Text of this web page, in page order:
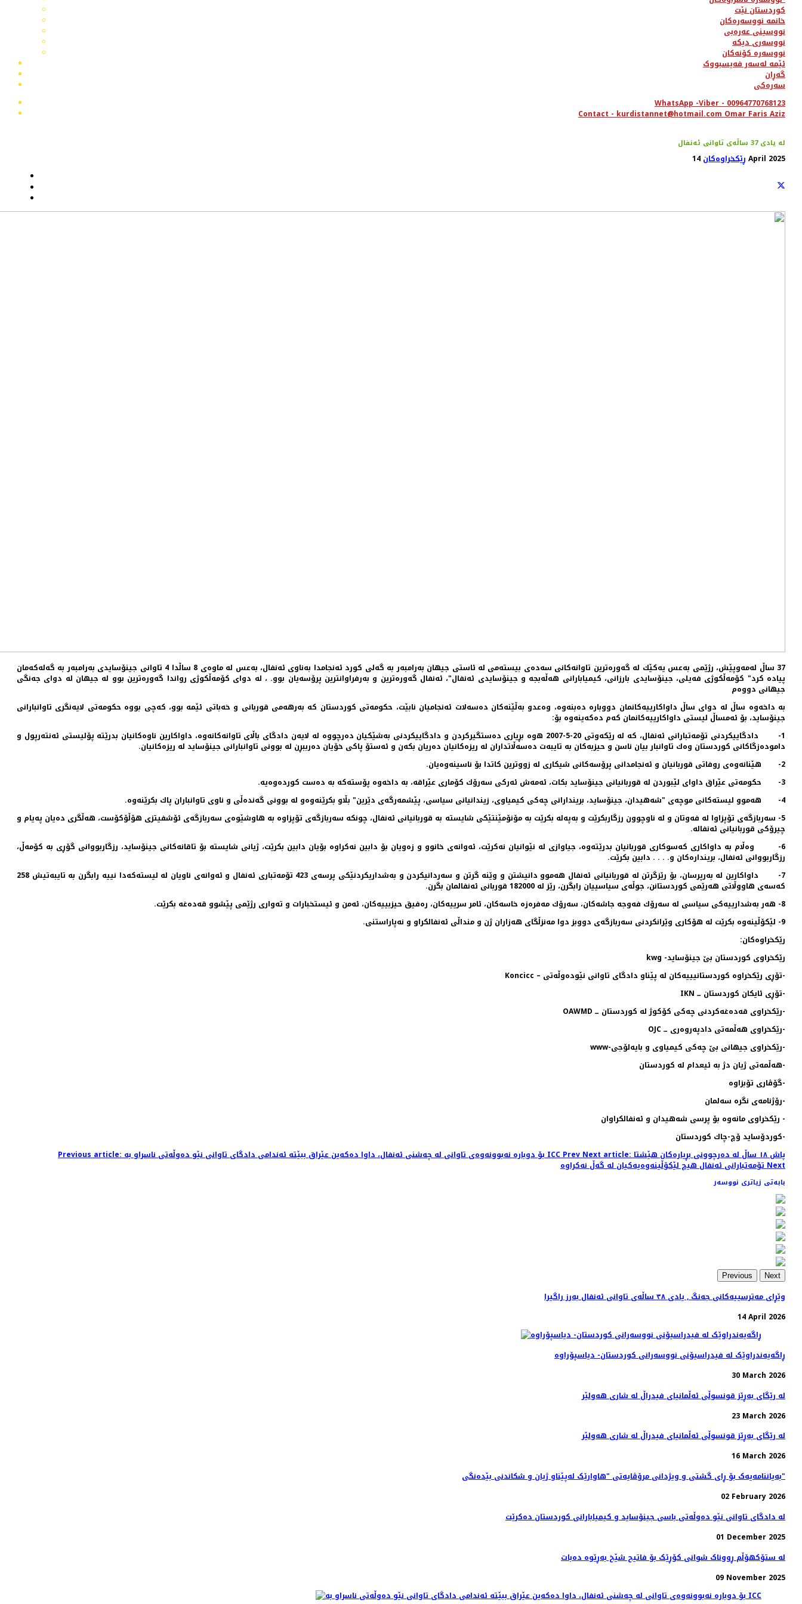
کوردستان نێت
خانمە نووسەرەکان
نووسینی عەرەبی
نووسەری دیکە
نووسەرە کۆنەکان
ئێمە لەسەر فەیسبووک
گەڕان
سەرەکی
WhatsApp -Viber - 00964770768123
Contact - kurdistannet@hotmail.com Omar Faris Aziz
له‌ یادی 37 ساڵه‌ی تاوانی ئه‌نفال
ڕێکخراوەکان 14 April 2025
37 ساڵ له‌مه‌وپێش، رژێمی به‌عس یه‌كێك له‌ گه‌وره‌ترین تاوانه‌كانی سه‌ده‌ی بیسته‌می له‌ ئاستی جیهان به‌رامبه‌ر به‌ گه‌لی كورد ئه‌نجامدا به‌ناوی ئه‌نفال، به‌عس له‌ ماوه‌ی 8 ساڵدا 4 تاوانی جینۆسایدی به‌رامبه‌ر به‌ گه‌له‌كه‌مان
پیاده‌ كرد" كۆمه‌ڵكوژی فه‌یلی، جینۆسایدی بارزانی، كیمیابارانی هه‌ڵه‌بجه‌ و جینۆسایدی ئه‌نفال"، ئه‌نفال گه‌وره‌ترین و به‌رفراوانترین پرۆسه‌یان بوو. ، له‌ دوای كۆمه‌ڵكوژی رواندا گه‌وره‌ترین بوو له‌ جیهان له‌ دوای جه‌نگی
جیهانی دووه‌م
به‌ داخه‌وه‌ ساڵ له‌ دوای ساڵ داواكارییه‌كانمان دووباره‌ ده‌بنه‌وه‌، وه‌عدو به‌ڵێنه‌كان ده‌سه‌لات ئه‌نجامیان نابێت، حكومه‌تی كوردستان كه‌ به‌رهه‌می قوربانی و خه‌باتی ئێمه‌ بوو، كه‌چی بووه‌ حكومه‌تی لایه‌نگری تاوانبارانی
جینۆساید، بۆ ئه‌مساڵ لیستی داواكارییه‌كانمان كه‌م ده‌كه‌ینه‌وه‌ بۆ:
1- دادگاییكردنی تۆمه‌تبارانی ئه‌نفال، كه‌ له‌ رێكه‌وتی 20-5-2007 ه‌وه‌ بڕیاری ده‌ستگیركردن و دادگاییكردنی به‌شێكیان ده‌رچووه‌ له‌ لایه‌ن دادگای باڵای تاوانه‌كانه‌وه‌، داواكارین ناوه‌كانیان بدرێته‌ پۆلیستی ئه‌نته‌رپول و
داموده‌زگاكانی كوردستان وه‌ك تاوانبار بیان ناسن و حیزبه‌كان به‌ تایبه‌ت ده‌سه‌ڵاتداران له‌ ریزه‌كانیان ده‌ریان بكه‌ن و ئه‌ستۆ پاكی خۆیان ده‌رببڕن له‌ بوونی تاوانبارانی جینۆساید له‌ ریزه‌كانیان.
2- هێنانه‌وه‌ی روفاتی قوربانیان و ئه‌نجامدانی پرۆسه‌كانی شیكاری له‌ زووترین كاتدا بۆ ناسینه‌وه‌یان.
3- حكومه‌تی عێراق داوای لێبوردن له‌ قوربانیانی جینۆساید بكات، ئه‌مه‌ش ئه‌ركی سه‌رۆك كۆماری عێراقه‌، به‌ داخه‌وه‌ پۆسته‌كه‌ به‌ ده‌ست كورده‌وه‌یه‌.
4- هه‌موو لیسته‌كانی موچه‌ی "شه‌هیدان، جینۆساید، بریندارانی چه‌كی كیمیاوی، زیندانیانی سیاسی، پێشمه‌رگه‌ی دێرین" بڵاو بكرێنه‌وه‌و له‌ بوونی گه‌نده‌ڵی و ناوی تاوانباران پاك بكرێنه‌وه‌.
5- سه‌ربازگه‌ی تۆپزاوا له‌ فه‌وتان و له‌ ناوچوون رزگاربكرێت و به‌په‌له‌ بكرێت به‌ مۆنۆمێنتێكی شایسته‌ به‌ قوربانیانی ئه‌نفال، چونكه‌ سه‌ربازگه‌ی تۆپزاوه‌ به‌ هاوشێوه‌ی سه‌ربازگه‌ی ئۆشفیتزی هۆڵۆكۆست، هه‌ڵگری ده‌یان په‌یام و
چیرۆكی قوربانیانی ئه‌نفاله‌.
6- وه‌ڵام به‌ داواكاری كه‌سوكاری قوربانیان بدرێته‌وه‌، جیاوازی له‌ نێوانیان نه‌كرێت، ئه‌وانه‌ی خانوو و زه‌ویان بۆ دابین نه‌كراوه‌ بۆیان دابین بكرێت، ژیانی شایسته‌ بۆ تاقانه‌كانی جینۆساید، رزگاربووانی گۆڕی به‌ كۆمه‌ڵ،
رزگاربووانی ئه‌نفال، برینداره‌كان و. . . . دابین بكرێت.
7- داواكارین له‌ به‌رپرسان، بۆ رێزگرتن له‌ قوربانیانی ئه‌نفال هه‌موو دانیشتن و وێنه‌ گرتن و سه‌ردانیكردن و به‌شداریكردنێكی پرسه‌ی 423 تۆمه‌تباری ئه‌نفال و ئه‌وانه‌ی ناویان له‌ لیسته‌كه‌دا نییه‌ رابگرن به‌ تایبه‌تیش 258
كه‌سه‌ی هاووڵاتی هه‌رێمی كوردستانن، جوڵه‌ی سیاسییان رابگرن، رێز له‌ 182000 قوربانی ئه‌نفالمان بگرن.
8- هه‌ر به‌شدارییه‌كی سیاسی له‌ سه‌رۆك فه‌وجه‌ جاشه‌كان، سه‌رۆك مه‌فره‌زه‌ خاسه‌كان، ئامر سرییه‌كان، ره‌فیق حیزبییه‌كان، ئه‌من و ئیستخبارات و ته‌واری رژێمی پێشوو قه‌ده‌غه‌ بكرێت.
9- لێكۆڵینه‌وه‌ بكرێت له‌ هۆكاری وێرانكردنی سه‌ربازگه‌ی دووبز دوا مه‌نزڵگای هه‌زاران ژن و منداڵی ئه‌نفالكراو و نه‌پاراستنی.
رێكخراوه‌كان:
رێكخراوی كوردستان بێ جینۆساید- kwg
-تۆڕی رێكخراوه‌ كوردستانیییه‌كان له پێناو دادگای تاوانی نێوده‌وڵه‌تی – Koncicc
-تۆڕی ئایكان كوردستان ــ IKN
-رێكخراوی قه‌ده‌غه‌كردنی چه‌كی كۆكوژ له‌ كوردستان ــ OAWMD
-رێكخراوی هه‌ڵمه‌تی دادپه‌روه‌ری ــ OJC
-رێكخراوی جیهانی بێ چه‌كی كیمیاوی و بایه‌لۆجی-www
-هه‌ڵمه‌تی ژیان دژ به‌ ئیعدام له‌ كوردستان
-گۆڤاری تۆبزاوه‌
-رۆژنامه‌ی نگره‌ سه‌لمان
- رێكخراوی مانه‌وه‌ بۆ پرسی شه‌هیدان و ئه‌نفالكراوان
-كوردۆساید ۆچ-چاك كوردستان
Previous article: بۆ دوباره‌ نه‌بوونه‌وه‌ی تاوانی له‌ چه‌شنی ئه‌نفال، داوا ده‌كه‌ین عێراق ببێته‌ ئه‌ندامی دادگای تاوانی نێو ده‌وڵه‌تی ناسراو به‌ ICCPrevNext article: پاش ١٨ ساڵ له‌ ده‌رچوونی بڕیاره‌كان هێشتا
تۆمه‌تبارانی ئه‌نفال هیچ لێكۆڵینه‌وه‌یه‌كیان له‌ گه‌ڵ نه‌كراوه‌Next
بابەتی زیاتری نووسەر
Previous Next
وێڕای مەترسییەكانی جەنگ , یادی ٣٨ ساڵەی تاوانی ئەنفال بەرز راگیرا
14 April 2026
ڕاگەیەندراوێک لە فیدراسیۆنی نووسەرانی کوردستان- دیاسپۆراوە
30 March 2026
له‌ رێگای به‌ڕێز قونسوڵی ئه‌ڵمانیای فیدراڵ له‌ شاری هه‌ولێر
23 March 2026
له‌ رێگای به‌ڕێز قونسوڵی ئه‌ڵمانیای فیدراڵ له‌ شاری هه‌ولێر
16 March 2026
بەیاننامەیەک بۆ ڕای گشتی و ویژدانی مرۆڤایەتی "هاوارێک لەپێناو ژیان و شکاندنی بێدەنگی"
02 February 2026
لە دادگای تاوانی نێو دەوڵەتی باسی جینۆساید و كیمیابارانی كوردستان دەكرێت
01 December 2025
لە ستۆکهۆڵم ڕووناک شوانی کۆڕێک بۆ فاتیح شێخ بەڕێوە دەبات
09 November 2025